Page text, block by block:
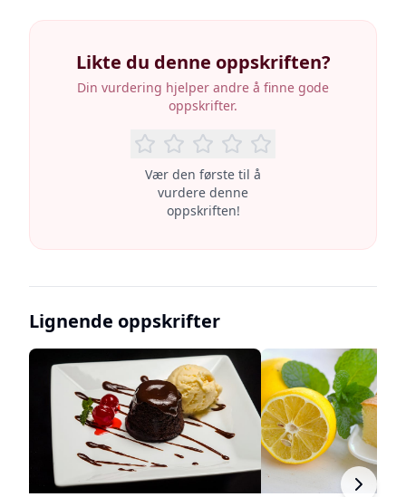
Likte du denne oppskriften?
Din vurdering hjelper andre å finne gode
oppskrifter.
Vær den første til å
vurdere denne
oppskriften!
Lignende oppskrifter